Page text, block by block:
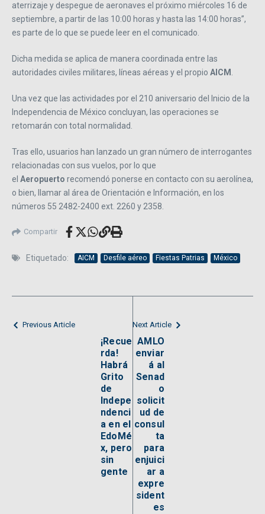
aterrizaje y despegue de aeronaves el próximo miércoles 16 de
septiembre, a partir de las 10:00 horas y hasta las 14:00 horas”,
es parte de lo que se puede leer en el comunicado.
Dicha medida se aplica de manera coordinada entre las
autoridades civiles militares, líneas aéreas y el propio AICM .
Una vez que las actividades por el 210 aniversario del Inicio de la
Independencia de México concluyan, las operaciones se
retomarán con total normalidad.
Tras ello, usuarios han lanzado un gran número de interrogantes
relacionadas con sus vuelos, por lo que
el Aeropuerto recomendó ponerse en contacto con su aerolínea,
o bien, llamar al área de Orientación e Información, en los
números 55 2482-2400 ext. 2260 y 2358.
Compartir
Etiquetado: AICM Desfile aéreo Fiestas Patrias México
Previous Article
¡Recue
rda!
Habrá
Grito
de
Indepe
ndenci
a en el
EdoMé
x, pero
sin
gente
Next Article
AMLO
enviar
á al
Senad
o
solicit
ud de
consul
ta
para
enjuici
ar a
expre
sident
es